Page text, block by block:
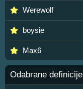
Werewolf
boysie
Max6
Odabrane definicije